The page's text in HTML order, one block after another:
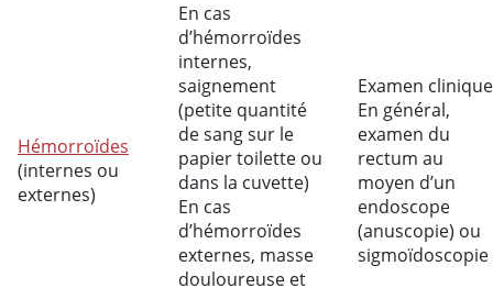
Hémorroïdes
(internes ou
externes)
En cas
d’hémorroïdes
internes,
saignement
(petite quantité
de sang sur le
papier toilette ou
dans la cuvette)
En cas
d’hémorroïdes
externes, masse
douloureuse et
Examen clinique
En général,
examen du
rectum au
moyen d’un
endoscope
(anuscopie) ou
sigmoïdoscopie